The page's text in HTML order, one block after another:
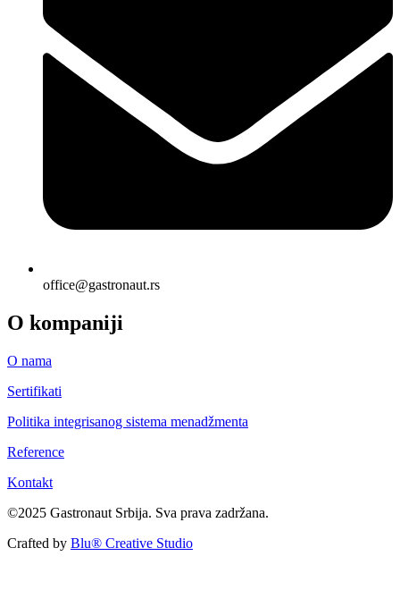
office@gastronaut.rs
O kompaniji
O nama
Sertifikati
Politika integrisanog sistema menadžmenta
Reference
Kontakt
©2025 Gastronaut Srbija. Sva prava zadržana.
Crafted by Blu® Creative Studio